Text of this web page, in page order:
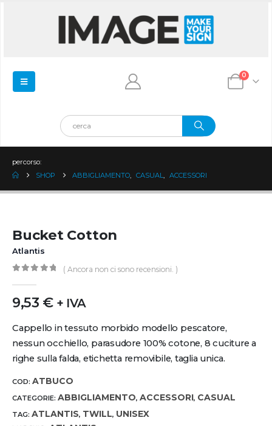
0
percorso:
SHOP
ABBIGLIAMENTO CASUAL ACCESSORI
Bucket Cotton
Atlantis
( Ancora non ci sono recensioni. )
9,53 € + IVA
Cappello in tessuto morbido modello pescatore,
nessun occhiello, parasudore 100% cotone, 8 cuciture a
righe sulla falda, etichetta removibile, taglia unica.
COD: ATBUCO
CATEGORIE: ABBIGLIAMENTO, ACCESSORI, CASUAL
TAG: ATLANTIS, TWILL, UNISEX